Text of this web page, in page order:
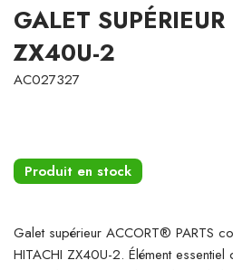
GALET
ZX40U-2
AC027327
Produit en stock
Galet supérieur ACCORT® PARTS
HITACHI ZX40U-2. Élément